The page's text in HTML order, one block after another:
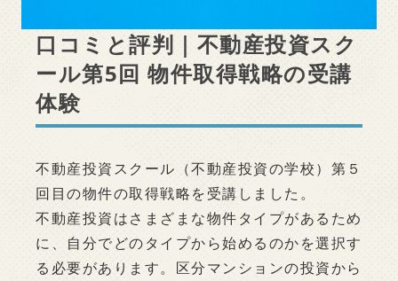
口コミと評判｜不動産投資スク
ール第5回 物件取得戦略の受講
体験
不動産投資スクール（不動産投資の学校）第５
回目の物件の取得戦略を受講しました。
不動産投資はさまざまな物件タイプがあるため
に、自分でどのタイプから始めるのかを選択す
る必要があります。区分マンションの投資から